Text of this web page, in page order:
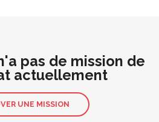
pas de mission de
actuellement
UNE MISSION